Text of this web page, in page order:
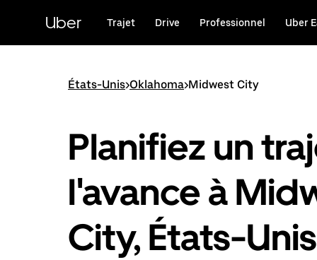
principal
Uber Trajet Drive Professionnel Uber
États-Unis>Oklahoma>Midwest City
Planifiez un
l'avance à
City, États-Unis